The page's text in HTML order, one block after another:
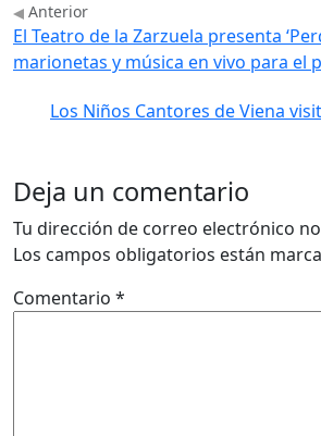
Anterior
El Teatro de la Zarzuela presenta
marionetas y música en vivo para el
Los Niños Cantores de Viena
Deja un comentario
Tu dirección de correo electrónico
Los campos obligatorios están
Comentario *